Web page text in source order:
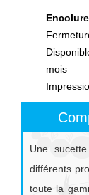
mois
Une
différents
toute la